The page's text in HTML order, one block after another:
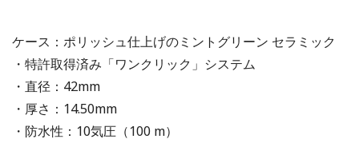
ケース：ポリッシュ仕上げのミントグリーン セラミック
・特許取得済み「ワンクリック」システム
・直径：42mm
・厚さ：14.50mm
・防水性：10気圧（100 m）